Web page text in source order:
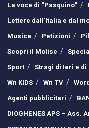
La voce di “Pasquino”
Lettere dall’Italia e dal
Musica
Petizioni
Scopri il Molise
Sport
Stragi di Ieri e di
Wn KIDS
Wn TV
Agenti pubblicitari
DIOGHENES APS – Ass.